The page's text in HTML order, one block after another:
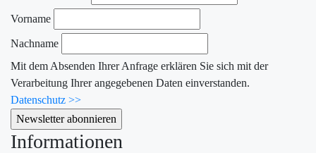
Vorname
Nachname
Mit dem Absenden Ihrer Anfrage erklären Sie sich mit der
Verarbeitung Ihrer angegebenen Daten einverstanden.
Datenschutz >>
Informationen